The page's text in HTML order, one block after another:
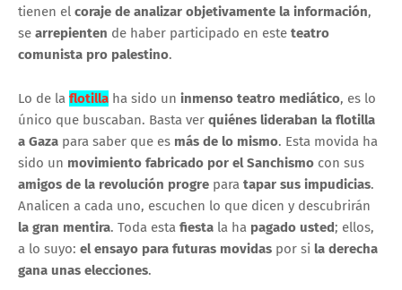
tienen el coraje de analizar objetivamente la información,
se arrepienten de haber participado en este teatro
comunista pro palestino.
Lo de la flotilla ha sido un inmenso teatro mediático, es lo
único que buscaban. Basta ver quiénes lideraban la flotilla
a Gaza para saber que es más de lo mismo. Esta movida ha
sido un movimiento fabricado por el Sanchismo con sus
amigos de la revolución progre para tapar sus impudicias.
Analicen a cada uno, escuchen lo que dicen y descubrirán
la gran mentira. Toda esta fiesta la ha pagado usted; ellos,
a lo suyo: el ensayo para futuras movidas por si la derecha
gana unas elecciones.